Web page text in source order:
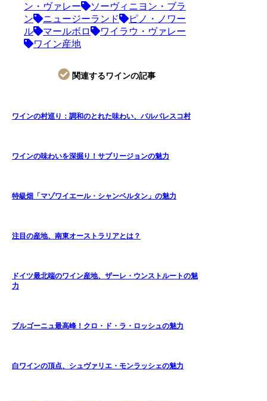
ン・ヴァレー
ソーヴィニヨン・ブラ
ン
ニュージーランド
ピノ・ノワー
ル
マールボロ
ワイラウ・ヴァレー
ワイン産地
関連するワインの記事
ワインの村巡り：調和のとれた味わい、バルバレスコ村
ワインの味わいを深掘り！サブリージョンの魅力
特級畑「マゾワイエール・シャンベルタン」の魅力
注目の産地、南東オーストラリアとは？
ドイツ最北端のワイン産地、ザーレ・ウンストルートの魅
力
ブルゴーニュ最高峰！クロ・ド・ラ・ロッシュの魅力
白ワインの頂点、シュヴァリエ・モンラッシェの魅力